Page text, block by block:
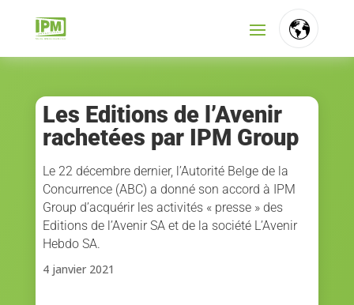
EN
Les Editions de l’Avenir
rachetées par IPM Group
Le 22 décembre dernier, l’Autorité Belge de la
Concurrence (ABC) a donné son accord à IPM
Group d’acquérir les activités « presse » des
Editions de l’Avenir SA et de la société L’Avenir
Hebdo SA.
4 janvier 2021